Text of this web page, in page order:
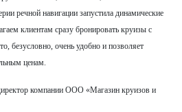
речной навигации запустила динамические
клиентам сразу бронировать круизы с
безусловно, очень удобно и позволяет
ценам.
компании ООО «Магазин круизов и